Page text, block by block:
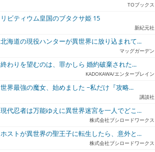
TOブックス
リビティウム皇国のブタクサ姫 15
新紀元社
北海道の現役ハンターが異世界に放り込まれて...
マッグガーデン
終わりを望むのは、罪かしら 婚約破棄された...
KADOKAWA/エンターブレイン
世界最強の魔女、始めました ~私だけ『攻略...
講談社
現代忍者は万能ゆえに異世界迷宮を一人でどこ...
株式会社ブシロードワークス
ホストが異世界の聖王子に転生したら、意外と...
株式会社ブシロードワークス